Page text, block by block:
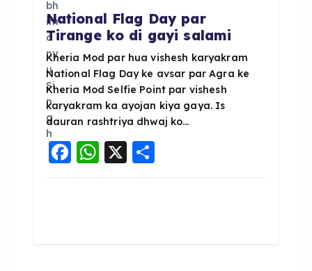
National Flag Day par
Tirange ko di gayi salami
Kheria Mod par hua vishesh karyakram
National Flag Day ke avsar par Agra ke
Kheria Mod Selfie Point par vishesh
karyakram ka ayojan kiya gaya. Is
dauran rashtriya dhwaj ko…
F
a
W
h
X S
h